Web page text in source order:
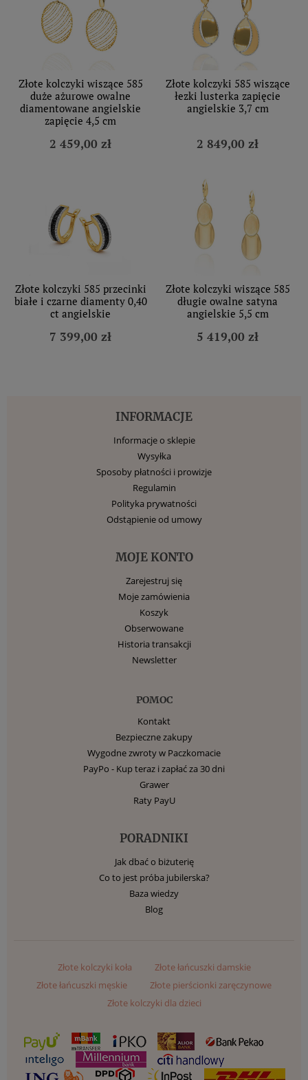
Złote kolczyki wiszące 585
duże ażurowe owalne
diamentowane angielskie
zapięcie 4,5 cm
2 459,00 zł
Złote kolczyki 585 wiszące
łezki lusterka zapięcie
angielskie 3,7 cm
2 849,00 zł
Złote kolczyki 585 przecinki
białe i czarne diamenty 0,40
ct angielskie
7 399,00 zł
Złote kolczyki wiszące 585
długie owalne satyna
angielskie 5,5 cm
5 419,00 zł
INFORMACJE
Informacje o sklepie
Wysyłka
Sposoby płatności i prowizje
Regulamin
Polityka prywatności
Odstąpienie od umowy
MOJE KONTO
Zarejestruj się
Moje zamówienia
Koszyk
Obserwowane
Historia transakcji
Newsletter
POMOC
Kontakt
Bezpieczne zakupy
Wygodne zwroty w Paczkomacie
PayPo - Kup teraz i zapłać za 30 dni
Grawer
Raty PayU
PORADNIKI
Jak dbać o biżuterię
Co to jest próba jubilerska?
Baza wiedzy
Blog
Złote kolczyki koła
Złote łańcuszki damskie
Złote łańcuszki męskie
Złote pierścionki zaręczynowe
Złote kolczyki dla dzieci